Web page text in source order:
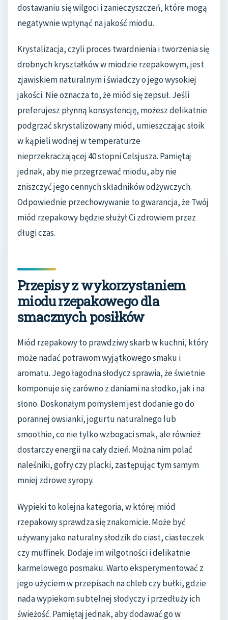
dostawaniu się wilgoci i zanieczyszczeń, które mogą
negatywnie wpłynąć na jakość miodu.
Krystalizacja, czyli proces twardnienia i tworzenia się
drobnych kryształków w miodzie rzepakowym, jest
zjawiskiem naturalnym i świadczy o jego wysokiej
jakości. Nie oznacza to, że miód się zepsuł. Jeśli
preferujesz płynną konsystencję, możesz delikatnie
podgrzać skrystalizowany miód, umieszczając słoik
w kąpieli wodnej w temperaturze
nieprzekraczającej 40 stopni Celsjusza. Pamiętaj
jednak, aby nie przegrzewać miodu, aby nie
zniszczyć jego cennych składników odżywczych.
Odpowiednie przechowywanie to gwarancja, że Twój
miód rzepakowy będzie służył Ci zdrowiem przez
długi czas.
Przepisy z wykorzystaniem
miodu rzepakowego dla
smacznych posiłków
Miód rzepakowy to prawdziwy skarb w kuchni, który
może nadać potrawom wyjątkowego smaku i
aromatu. Jego łagodna słodycz sprawia, że świetnie
komponuje się zarówno z daniami na słodko, jak i na
słono. Doskonałym pomysłem jest dodanie go do
porannej owsianki, jogurtu naturalnego lub
smoothie, co nie tylko wzbogaci smak, ale również
dostarczy energii na cały dzień. Można nim polać
naleśniki, gofry czy placki, zastępując tym samym
mniej zdrowe syropy.
Wypieki to kolejna kategoria, w której miód
rzepakowy sprawdza się znakomicie. Może być
używany jako naturalny słodzik do ciast, ciasteczek
czy muffinek. Dodaje im wilgotności i delikatnie
karmelowego posmaku. Warto eksperymentować z
jego użyciem w przepisach na chleb czy bułki, gdzie
nada wypiekom subtelnej słodyczy i przedłuży ich
świeżość. Pamiętaj jednak, aby dodawać go w